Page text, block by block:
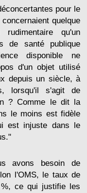
pour le
quelque
qu'un
de santé publique
disponible ne
d'un objet utilisé
depuis un siècle, à
lorsqu'il s'agit de
? Comme le dit la
le moins est fidèle
est injuste dans le
avons besoin de
l'OMS, le taux de
ce qui justifie les